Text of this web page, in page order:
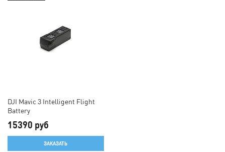
DJI Mavic 3 Intelligent Flight
Battery
15390 руб
ЗАКАЗАТЬ